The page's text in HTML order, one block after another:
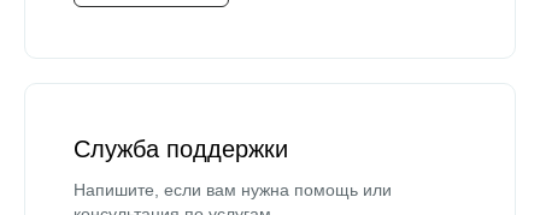
Служба поддержки
Напишите, если вам нужна помощь или